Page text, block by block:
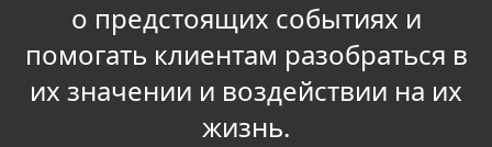
о предстоящих событиях и
помогать клиентам разобраться в
их значении и воздействии на их
жизнь.